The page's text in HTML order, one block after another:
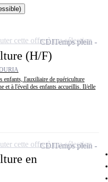
(H/F)
enfants, l'auxiliaire de puériculture
et à l'éveil des enfants accueillis. Il/elle
CDITemps plein
cette offre à ma sélection
en
CDITemps plein
cette offre à ma sélection